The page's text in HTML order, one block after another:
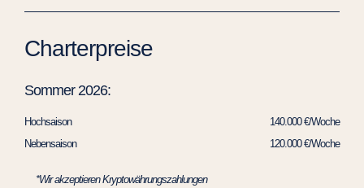
Charterpreise
Sommer 2026:
Hochsaison
140.000 €/Woche
Nebensaison
120.000 €/Woche
*Wir akzeptieren Kryptowährungszahlungen